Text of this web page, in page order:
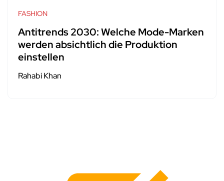
FASHION
Antitrends 2030: Welche Mode-Marken
werden absichtlich die Produktion
einstellen
Rahabi Khan